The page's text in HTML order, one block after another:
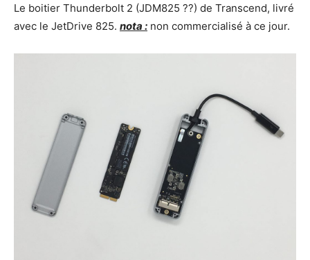
Le boitier Thunderbolt 2 (JDM825 ??) de Transcend, livré
avec le JetDrive 825. nota : non commercialisé à ce jour.